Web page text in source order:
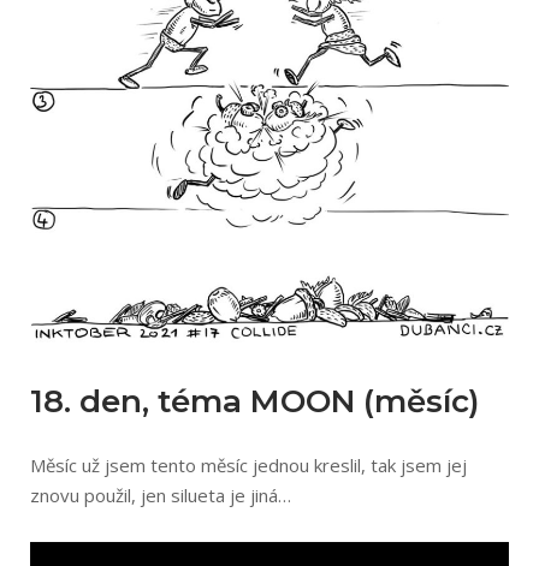
18. den, téma MOON (měsíc)
Měsíc už jsem tento měsíc jednou kreslil, tak jsem jej
znovu použil, jen silueta je jiná…⁠